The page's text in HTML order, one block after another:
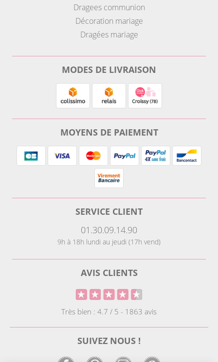
Dragees communion
Décoration mariage
Dragées mariage
MODES DE LIVRAISON
MOYENS DE PAIEMENT
SERVICE CLIENT
01.30.09.14.90
9h à 18h lundi au jeudi (17h vend)
AVIS CLIENTS
Très bien : 4.7 / 5 - 1863 avis
SUIVEZ NOUS !